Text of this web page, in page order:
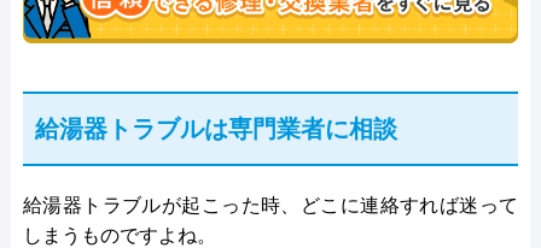
給湯器トラブルは専門業者に相談
給湯器トラブルが起こった時、どこに連絡すれば迷って
しまうものですよね。